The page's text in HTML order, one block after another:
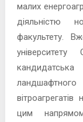
малих
діяльністю
факультету.
цим